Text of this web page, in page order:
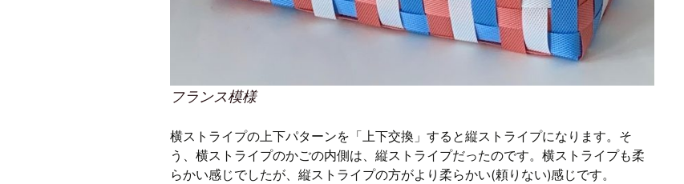
フランス模様
横ストライプの上下パターンを「上下交換」すると縦ストライプになります。そ
う、横ストライプのかごの内側は、縦ストライプだったのです。横ストライプも柔
らかい感じでしたが、縦ストライプの方がより柔らかい(頼りない)感じです。